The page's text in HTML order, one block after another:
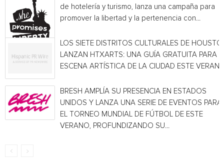
de hotelería y turismo, lanza una campaña para
promover la libertad y la pertenencia con...
LOS SIETE DISTRITOS CULTURALES DE
LANZAN HTXARTS: UNA GUÍA GRATUITA PARA
ESCENA ARTÍSTICA DE LA CIUDAD ESTE
BRESH AMPLÍA SU PRESENCIA EN ESTADOS
UNIDOS Y LANZA UNA SERIE DE EVENTOS PARA
EL TORNEO MUNDIAL DE FÚTBOL DE ESTE
VERANO, PROFUNDIZANDO SU...